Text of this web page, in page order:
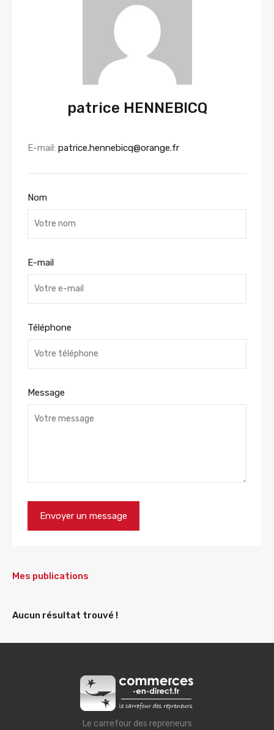
patrice HENNEBICQ
E-mail: patrice.hennebicq@orange.fr
Nom
E-mail
Téléphone
Message
Mes publications
Aucun résultat trouvé !
Le carrefour des repreneurs